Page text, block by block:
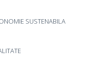
SUSTENABILA